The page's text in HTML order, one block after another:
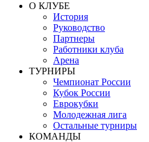
О КЛУБЕ
История
Руководство
Партнеры
Работники клуба
Арена
ТУРНИРЫ
Чемпионат России
Кубок России
Еврокубки
Молодежная лига
Остальные турниры
КОМАНДЫ